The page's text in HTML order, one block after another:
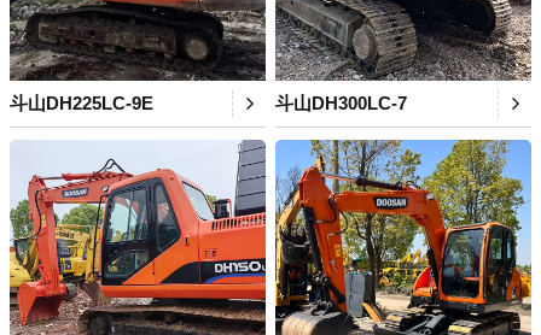
斗山DH225LC-9E 斗山DH300LC-7